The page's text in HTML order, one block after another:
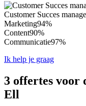
Customer Succes
Marketing94%
Content90%
Communicatie97%
Ik help je graag
3 offertes voor
Ell